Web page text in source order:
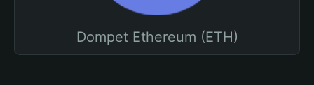
Dompet Ethereum (ETH)